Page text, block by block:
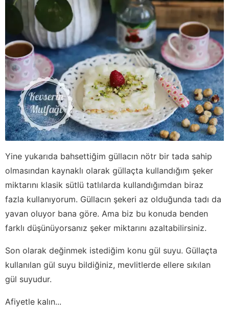
Yine yukarıda bahsettiğim güllacın nötr bir tada sahip
olmasından kaynaklı olarak güllaçta kullandığım şeker
miktarını klasik sütlü tatlılarda kullandığımdan biraz
fazla kullanıyorum. Güllacın şekeri az olduğunda tadı da
yavan oluyor bana göre. Ama biz bu konuda benden
farklı düşünüyorsanız şeker miktarını azaltabilirsiniz.
Son olarak değinmek istediğim konu gül suyu. Güllaçta
kullanılan gül suyu bildiğiniz, mevlitlerde ellere sıkılan
gül suyudur.
Afiyetle kalın...